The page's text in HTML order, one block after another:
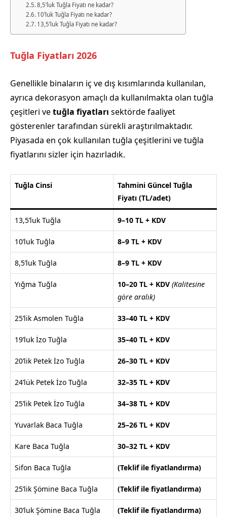
8,5’luk Tuğla Fiyatı ne kadar?
10’luk Tuğla Fiyatı ne kadar?
13,5’luk Tuğla Fiyatı ne kadar?
Tuğla Fiyatları 2026
Genellikle binaların iç ve dış kısımlarında kullanılan,
ayrıca dekorasyon amaçlı da kullanılmakta olan tuğla
çeşitleri vetuğla fiyatları sektörde faaliyet
gösterenler tarafından sürekli araştırılmaktadır.
Piyasada en çok kullanılan tuğla çeşitlerini ve tuğla
fiyatlarını sizler için hazırladık.
Tuğla Cinsi
Tahmini Güncel Tuğla
Fiyatı (TL/adet)
13,5’luk Tuğla 9–10 TL + KDV
10’luk Tuğla 8–9 TL + KDV
8,5’luk Tuğla 8–9 TL + KDV
Yığma Tuğla 10–20 TL + KDV (Kalitesine
göre aralık)
25’lik Asmolen Tuğla 33–40 TL + KDV
19’luk İzo Tuğla 35–40 TL + KDV
20’lik Petek İzo Tuğla 26–30 TL + KDV
24’lük Petek İzo Tuğla 32–35 TL + KDV
25’lik Petek İzo Tuğla 34–38 TL + KDV
Yuvarlak Baca Tuğla 25–26 TL + KDV
Kare Baca Tuğla 30–32 TL + KDV
Sifon Baca Tuğla (Teklif ile fiyatlandırma)
25’lik Şömine Baca Tuğla (Teklif ile fiyatlandırma)
30’luk Şömine Baca Tuğla (Teklif ile fiyatlandırma)